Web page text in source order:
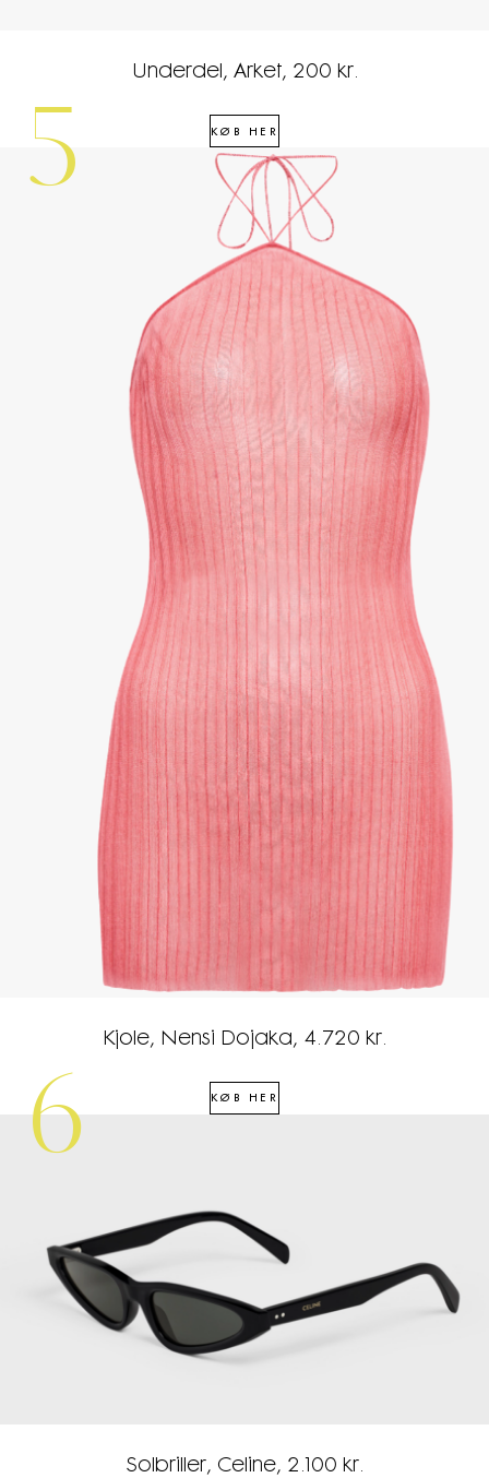
Underdel, Arket, 200 kr.
KØB HER
5
Kjole, Nensi Dojaka, 4.720 kr.
KØB HER
6
Solbriller, Celine, 2.100 kr.